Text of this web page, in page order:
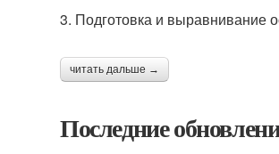
3. Подготовка и выравнивание
читать дальше →
Последние